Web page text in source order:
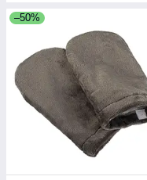
–50%